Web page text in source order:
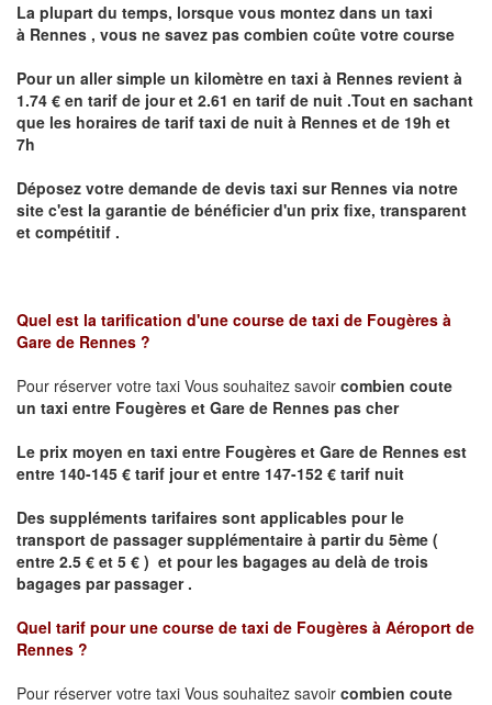
La plupart du temps, lorsque vous montez dans un taxi
à Rennes , vous ne savez pas combien coûte votre course
Pour un aller simple un kilomètre en taxi à Rennes revient à
1.74 € en tarif de jour et 2.61 en tarif de nuit .Tout en sachant
que les horaires de tarif taxi de nuit à Rennes et de 19h et
7h
Déposez votre demande de devis taxi sur Rennes via notre
site c'est la garantie de bénéficier d'un prix fixe, transparent
et compétitif .
Quel est la tarification d'une course de taxi de Fougères à
Gare de Rennes ?
Pour réserver votre taxi Vous souhaitez savoir combien coute
un taxi entre Fougères et Gare de Rennes pas cher
Le prix moyen en taxi entre Fougères et Gare de Rennes est
entre 140-145 € tarif jour et entre 147-152 € tarif nuit
Des suppléments tarifaires sont applicables pour le
transport de passager supplémentaire à partir du 5ème (
entre 2.5 € et 5 € ) et pour les bagages au delà de trois
bagages par passager .
Quel tarif pour une course de taxi de Fougères à Aéroport de
Rennes ?
Pour réserver votre taxi Vous souhaitez savoir combien coute